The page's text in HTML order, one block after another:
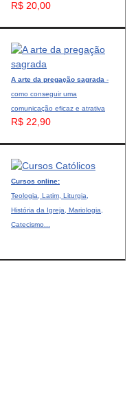
R$ 20,00
A arte da pregação sagrada -
como conseguir uma
comunicação eficaz e atrativa
R$ 22,90
Cursos online:
Teologia, Latim, Liturgia,
História da Igreja, Mariologia,
Catecismo...